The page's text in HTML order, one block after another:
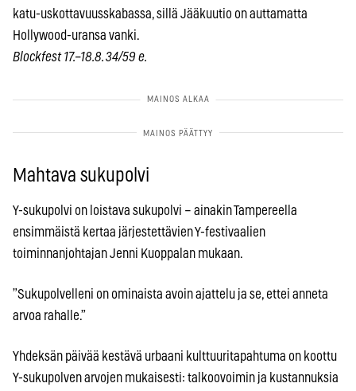
katu-uskottavuusskabassa, sillä Jääkuutio on auttamatta
Hollywood-uransa vanki.
Blockfest 17.–18.8. 34/59 e.
Mahtava sukupolvi
Y-sukupolvi on loistava sukupolvi – ainakin Tampereella
ensimmäistä kertaa järjestettävien Y-festivaalien
toiminnanjohtajan Jenni Kuoppalan mukaan.
”Sukupolvelleni on ominaista avoin ajattelu ja se, ettei anneta
arvoa rahalle.”
Yhdeksän päivää kestävä urbaani kulttuuritapahtuma on koottu
Y-sukupolven arvojen mukaisesti: talkoovoimin ja kustannuksia